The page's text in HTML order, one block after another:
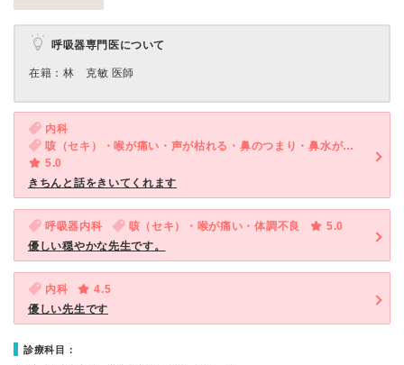
呼吸器専門医について
在籍：林 克敏 医師
内科
咳（セキ）・喉が痛い・声が枯れる・鼻のつまり・鼻水が出る・痰
5.0
きちんと話をきいてくれます
呼吸器内科 咳（セキ）・喉が痛い・体調不良
5.0
優しい穏やかな先生です。
内科
4.5
優しい先生です
診療科目：